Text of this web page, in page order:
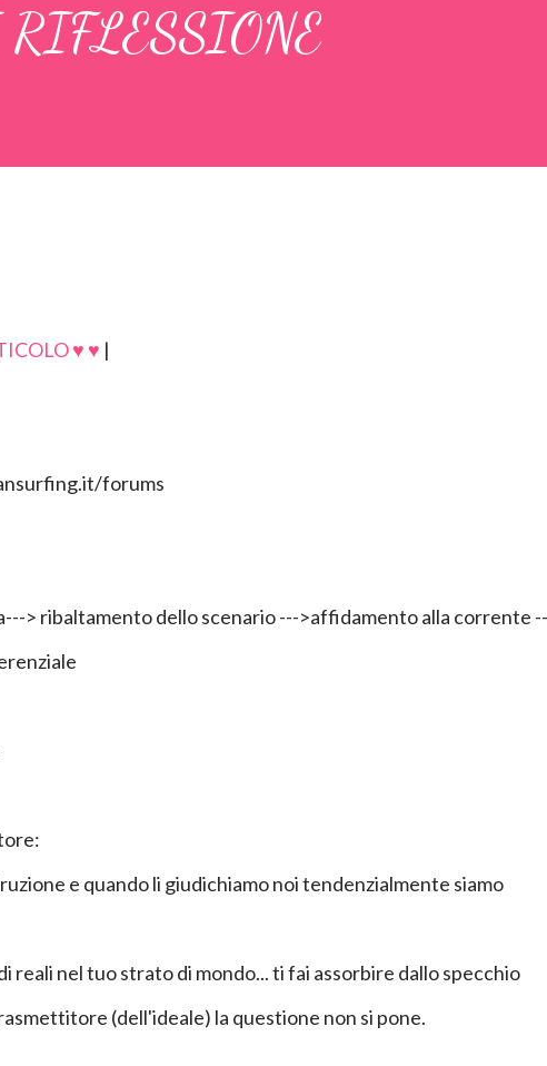
♥ ♥ |
forums
> ribaltamento dello scenario --->affidamento alla corrente
e quando li giudichiamo noi tendenzialmente siamo
reali nel tuo strato di mondo... ti fai assorbire dallo specchio
(dell'ideale) la questione non si pone.